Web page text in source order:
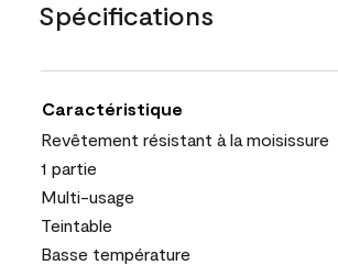
Spécifications
Caractéristique
Revêtement résistant à la moisissure
1 partie
Multi-usage
Teintable
Basse température